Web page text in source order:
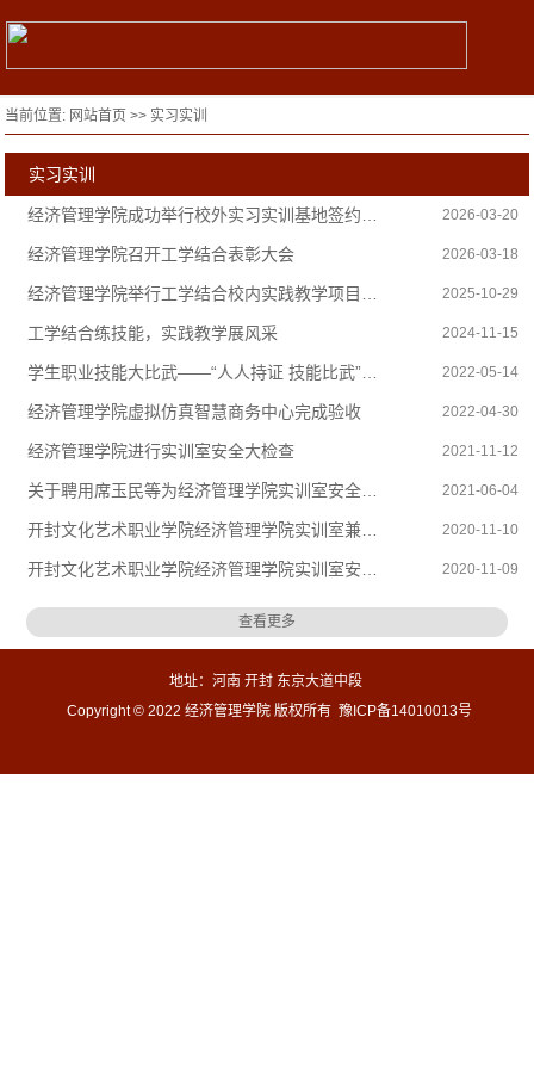
当前位置: 网站首页 >> 实习实训
实习实训
2026-03-20
经济管理学院召开工学结合表彰大会 2026-03-18
2025-10-29
工学结合练技能，实践教学展风采 2024-11-15
2022-05-14
经济管理学院虚拟仿真智慧商务中心完成验收 2022-04-30
经济管理学院进行实训室安全大检查 2021-11-12
2021-06-04
2020-11-10
2020-11-09
查看更多
地址：河南 开封 东京大道中段
Copyright © 2022 经济管理学院 版权所有 豫ICP备14010013号